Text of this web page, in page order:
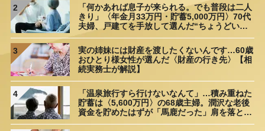
2
「何かあれば息子が来られる。でも普段は二人
きり」〈年金月33万円・貯蓄5,000万円〉70代
夫婦、戸建てを手放して選んだ“ちょうどいい
距離”
3
実の姉妹には財産を渡したくないんです…60歳
おひとり様女性が選んだ〈財産の行き先〉【相
続実務士が解説】
4
「温泉旅行すら行けないなんて」…積み重ねた
貯蓄は〈5,600万円〉の68歳主婦。潤沢な老後
資金を貯めたはずが「馬鹿だった」肩を落とす
理由